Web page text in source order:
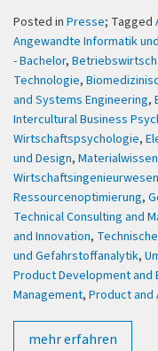
Posted in Presse; Tagged
Angewandte Informatik
- Bachelor,
Technologie,
and Systems Engineering,
Intercultural Business
Wirtschaftspsychologie,
und Design,
Wirtschaftsingenieurwesen
Ressourcenoptimierung,
Technical Consulting and
and Innovation,
und Gefahrstoffanalytik,
Product Development and
Management, Product and
mehr erfahren